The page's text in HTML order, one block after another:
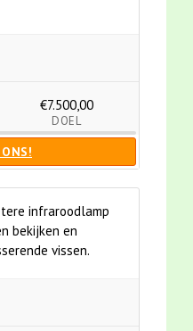
€7.500,00
DOEL
infraroodlamp
bekijken en
vissen.